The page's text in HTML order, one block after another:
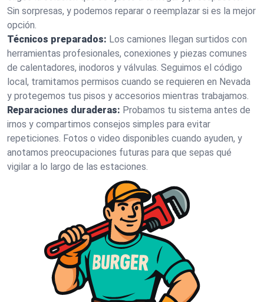
Sin sorpresas, y podemos reparar o reemplazar si es la mejor
opción.
Técnicos preparados: Los camiones llegan surtidos con
herramientas profesionales, conexiones y piezas comunes
de calentadores, inodoros y válvulas. Seguimos el código
local, tramitamos permisos cuando se requieren en Nevada
y protegemos tus pisos y accesorios mientras trabajamos.
Reparaciones duraderas: Probamos tu sistema antes de
irnos y compartimos consejos simples para evitar
repeticiones. Fotos o video disponibles cuando ayuden, y
anotamos preocupaciones futuras para que sepas qué
vigilar a lo largo de las estaciones.